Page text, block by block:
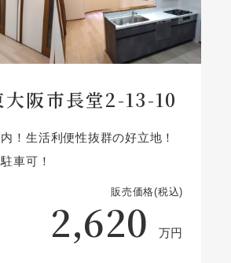
大阪市長堂2-13-10
！生活利便性抜群の好立地！
車可！
販売価格(税込)
2,620 万円